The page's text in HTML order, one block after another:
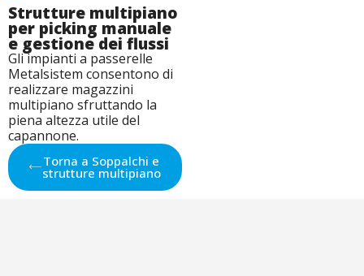
Strutture multipiano
per picking manuale
e gestione dei flussi
Gli impianti a passerelle
Metalsistem consentono di
realizzare magazzini
multipiano sfruttando la
piena altezza utile del
capannone.
Torna a Soppalchi e
strutture multipiano